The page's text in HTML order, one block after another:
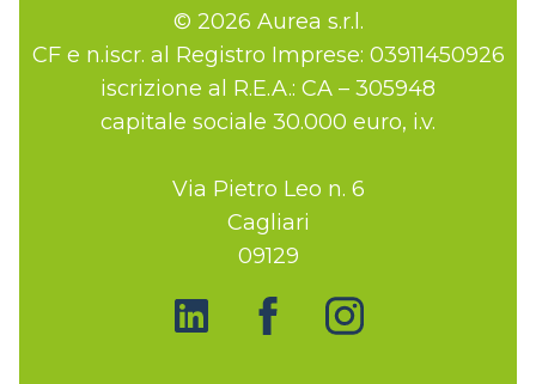
© 2026 Aurea s.r.l.
CF e n.iscr. al Registro Imprese: 03911450926
iscrizione al R.E.A.: CA – 305948
capitale sociale 30.000 euro, i.v.
Via Pietro Leo n. 6
Cagliari
09129